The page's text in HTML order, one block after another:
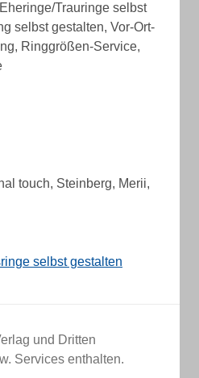
Trauringe selbst
selbst gestalten, Vor-Ort-
Ringgrößen-Service,
touch, Steinberg, Merii,
selbst gestalten
und Dritten
Services enthalten.